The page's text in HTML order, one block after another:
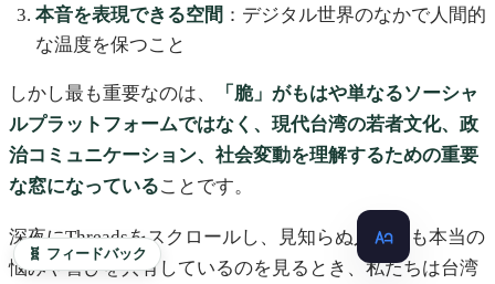
本音を表現できる空間 ：デジタル世界のなかで人間的
な温度を保つこと
しかし最も重要なのは、
「脆」がもはや単なるソーシャ
ルプラットフォームではなく、現代台湾の若者文化、政
治コミュニケーション、社会変動を理解するための重要
な窓になっていることです。
深夜にThreadsをスクロールし、見知らぬ人が最も本当の
悩みや喜びを共有しているのを見るとき、私たちは台湾
🧬 フィードバック